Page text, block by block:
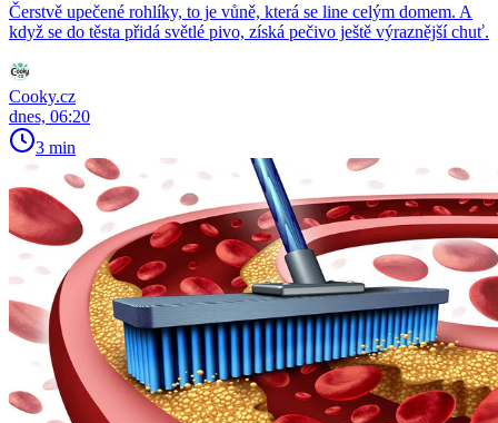
Čerstvě upečené rohlíky, to je vůně, která se line celým domem. A
když se do těsta přidá světlé pivo, získá pečivo ještě výraznější chuť.
Cooky.cz
dnes, 06:20
3 min